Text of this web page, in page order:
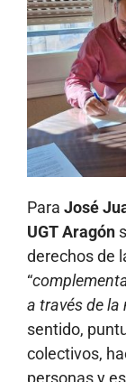
Para José
UGT Aragón
derechos de
“
a través de
sentido,
colectivos,
personas y